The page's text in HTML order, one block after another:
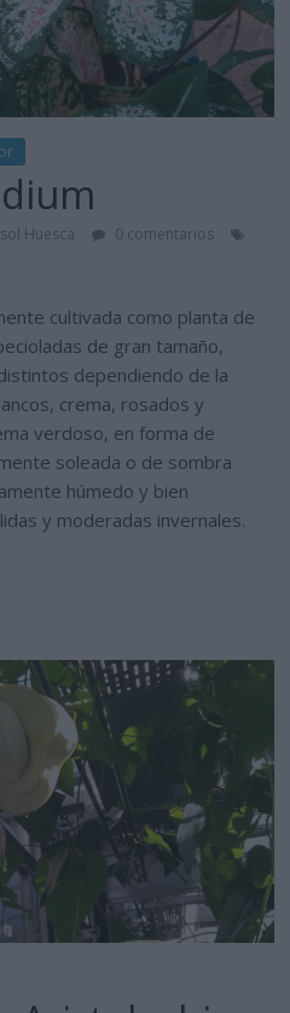
Huesca
0 comentarios
cultivada como planta de
de gran tamaño,
dependiendo de la
crema, rosados y
verdoso, en forma de
soleada o de sombra
húmedo y bien
y moderadas invernales.